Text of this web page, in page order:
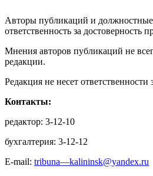
Авторы публикаций и должностные
ответственность за достоверность
Мнения авторов публикаций не
редакции.
Редакция не несет
Контакты:
редактор: 3-12-10
бухгалтерия: 3-12-12
E-mail: tribuna—kalininsk@yandex.ru